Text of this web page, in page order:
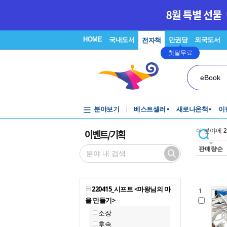
HOME 국내도서 전자책 만권당
첫달무료
외국도서
eBook
분야보기 베스트셀러 새로나온책 이
이벤트/기획
220415_시프트 <마왕님의 마
을 만들기>
소장
후속
이 분야에 2
판매량순
1.